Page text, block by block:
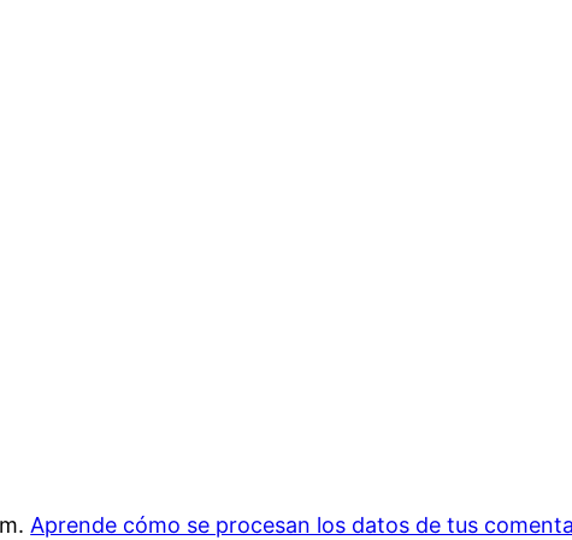
Aprende cómo se procesan los datos de tus